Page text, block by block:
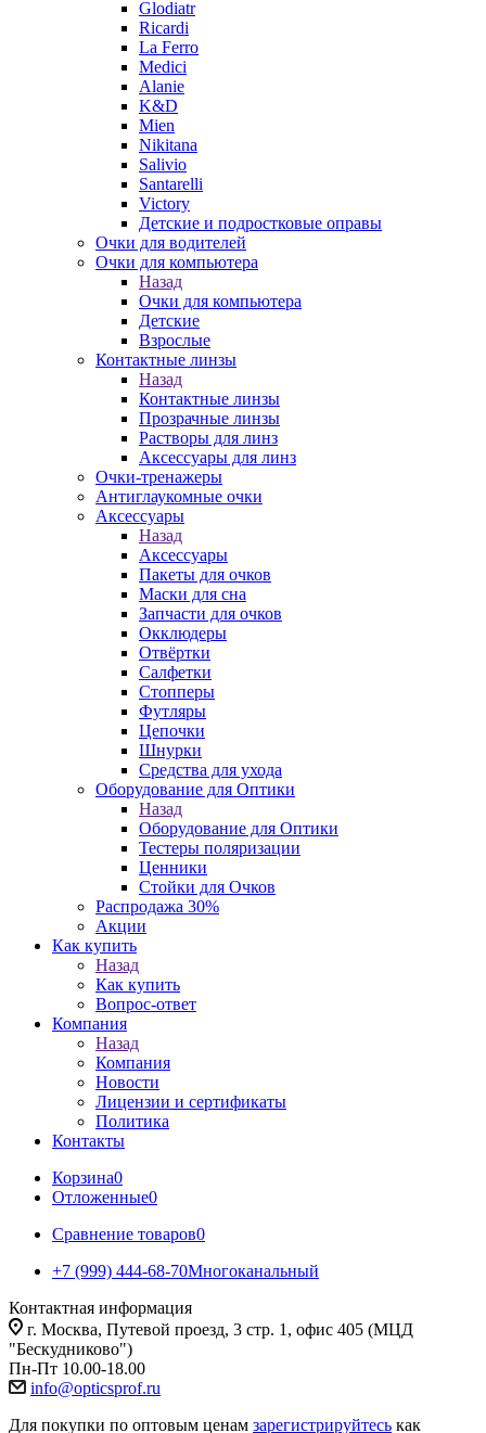
Glodiatr
Ricardi
La Ferro
Medici
Alanie
K&D
Mien
Nikitana
Salivio
Santarelli
Victory
Детские и подростковые оправы
Очки для водителей
Очки для компьютера
Назад
Очки для компьютера
Детские
Взрослые
Контактные линзы
Назад
Контактные линзы
Прозрачные линзы
Растворы для линз
Аксессуары для линз
Очки-тренажеры
Антиглаукомные очки
Аксессуары
Назад
Аксессуары
Пакеты для очков
Маски для сна
Запчасти для очков
Окклюдеры
Отвёртки
Салфетки
Стопперы
Футляры
Цепочки
Шнурки
Средства для ухода
Оборудование для Оптики
Назад
Оборудование для Оптики
Тестеры поляризации
Ценники
Стойки для Очков
Распродажа 30%
Акции
Как купить
Назад
Как купить
Вопрос-ответ
Компания
Назад
Компания
Новости
Лицензии и сертификаты
Политика
Контакты
Корзина0
Отложенные0
Сравнение товаров0
+7 (999) 444-68-70Многоканальный
Контактная информация
г. Москва, Путевой проезд, 3 стр. 1, офис 405 (МЦД
"Бескудниково")
Пн-Пт 10.00-18.00
info@opticsprof.ru
Для покупки по оптовым ценам зарегистрируйтесь как